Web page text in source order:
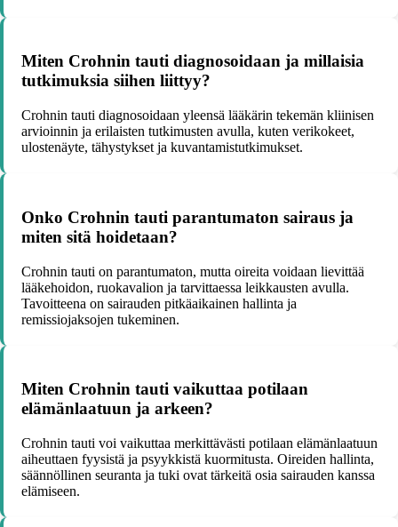
Miten Crohnin tauti diagnosoidaan ja millaisia
tutkimuksia siihen liittyy?
Crohnin tauti diagnosoidaan yleensä lääkärin tekemän kliinisen
arvioinnin ja erilaisten tutkimusten avulla, kuten verikokeet,
ulostenäyte, tähystykset ja kuvantamistutkimukset.
Onko Crohnin tauti parantumaton sairaus ja
miten sitä hoidetaan?
Crohnin tauti on parantumaton, mutta oireita voidaan lievittää
lääkehoidon, ruokavalion ja tarvittaessa leikkausten avulla.
Tavoitteena on sairauden pitkäaikainen hallinta ja
remissiojaksojen tukeminen.
Miten Crohnin tauti vaikuttaa potilaan
elämänlaatuun ja arkeen?
Crohnin tauti voi vaikuttaa merkittävästi potilaan elämänlaatuun
aiheuttaen fyysistä ja psyykkistä kuormitusta. Oireiden hallinta,
säännöllinen seuranta ja tuki ovat tärkeitä osia sairauden kanssa
elämiseen.